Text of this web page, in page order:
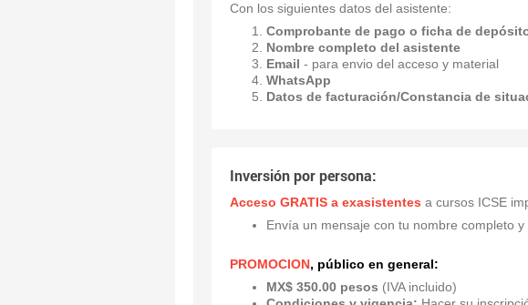
Con los siguientes datos del asistente:
Comprobante de pago o ficha de
Nombre completo del asistente
Email - para envio del acceso y material
WhatsApp
Datos de facturación/Constancia de
Inversión por persona:
Acceso GRATIS a exasistentes a cursos ICSE
Envía un mensaje con tu nombre completo
PROMOCION, público en general:
MX$ 350.00 pesos (IVA incluido)